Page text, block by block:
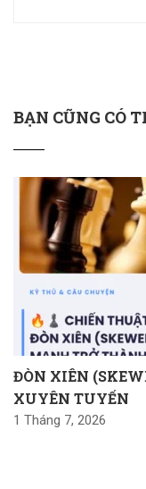
BẠN CŨNG CÓ
ĐÒN XIÊN
XUYÊN TUYẾN
1 Tháng 7, 2026